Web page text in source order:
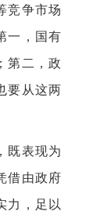
竞争市场
一，国有
第二，政
要从这两
既表现为
借由政府
力，足以